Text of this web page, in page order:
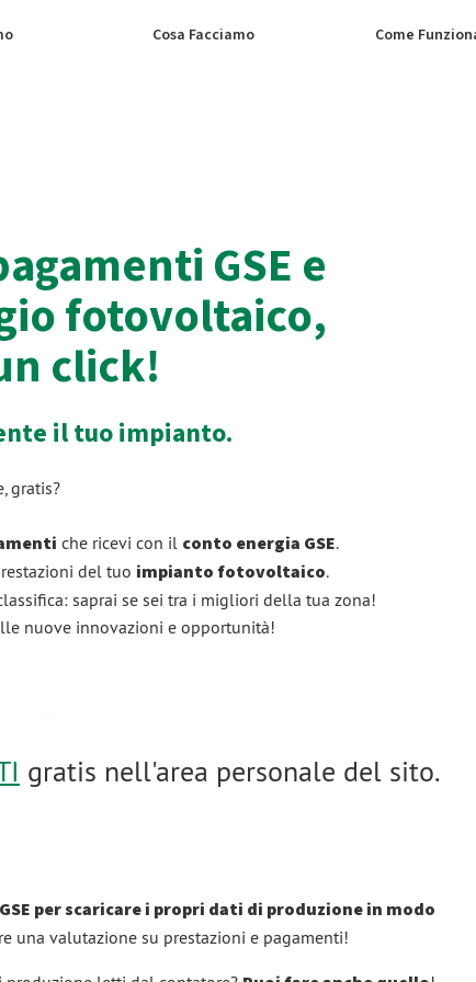
Cosa Facciamo Come
GSE e
fotovoltaico,
click!
il tuo impianto.
, gratis?
che ricevi con il conto energia GSE.
del tuo impianto fotovoltaico.
saprai se sei tra i migliori della tua zona!
nuove innovazioni e opportunità!
gratis nell'area personale del sito.
per scaricare i propri dati di produzione in modo
una valutazione su prestazioni e pagamenti!